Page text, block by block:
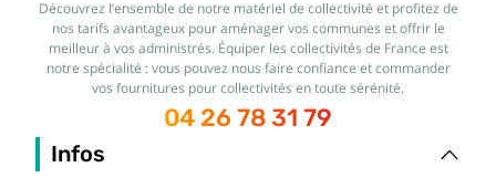
Découvrez l’ensemble de notre matériel de collectivité et profitez de
nos tarifs avantageux pour aménager vos communes et offrir le
meilleur à vos administrés. Équiper les collectivités de France est
notre spécialité : vous pouvez nous faire confiance et commander
vos fournitures pour collectivités en toute sérénité.
04 26 78 31 79
Infos